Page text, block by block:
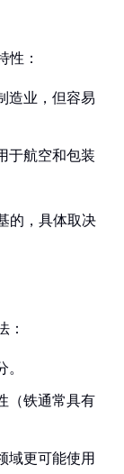
性：
造业，但容易
于航空和包装
的，具体取决
：
（铁通常具有
域更可能使用